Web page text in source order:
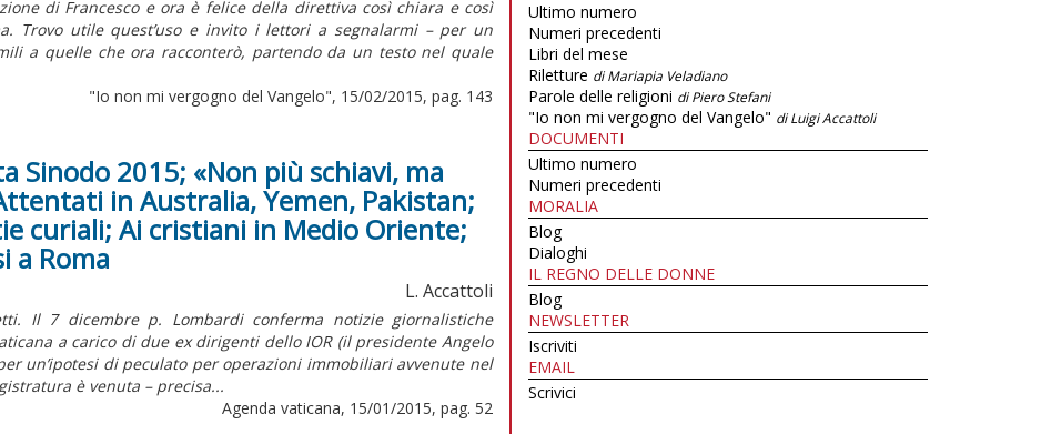
di Francesco e ora è felice della direttiva così chiara e così
Trovo utile quest’uso e invito i lettori a segnalarmi – per un
a quelle che ora racconterò, partendo da un testo nel quale
"Io non mi vergogno del Vangelo", 15/02/2015, pag. 143
Sinodo 2015; «Non più schiavi, ma
in Australia, Yemen, Pakistan;
curiali; Ai cristiani in Medio Oriente;
a Roma
L. Accattoli
Il 7 dicembre p. Lombardi conferma notizie giornalistiche
a carico di due ex dirigenti dello IOR (il presidente Angelo
un’ipotesi di peculato per operazioni immobiliari avvenute nel
è venuta – precisa...
Agenda vaticana, 15/01/2015, pag. 52
Ultimo numero
Numeri precedenti
Libri del mese
Riletture di Mariapia Veladiano
Parole delle religioni di Piero Stefani
"Io non mi vergogno del Vangelo" di Luigi Accattoli
DOCUMENTI
Ultimo numero
Numeri precedenti
MORALIA
Blog
Dialoghi
IL REGNO DELLE DONNE
Blog
NEWSLETTER
Iscriviti
EMAIL
Scrivici